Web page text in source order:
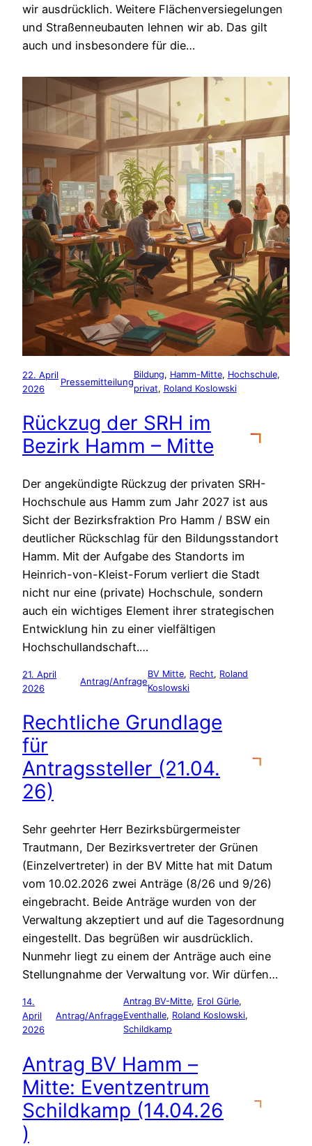
wir ausdrücklich. Weitere Flächenversiegelungen
und Straßenneubauten lehnen wir ab. Das gilt
auch und insbesondere für die…
22. April
2026
Pressemitteilung
Bildung, Hamm-Mitte, Hochschule
privat, Roland Koslowski
Rückzug der SRH im
Bezirk Hamm – Mitte
Der angekündigte Rückzug der privaten SRH-
Hochschule aus Hamm zum Jahr 2027 ist aus
Sicht der Bezirksfraktion Pro Hamm / BSW ein
deutlicher Rückschlag für den Bildungsstandort
Hamm. Mit der Aufgabe des Standorts im
Heinrich-von-Kleist-Forum verliert die Stadt
nicht nur eine (private) Hochschule, sondern
auch ein wichtiges Element ihrer strategischen
Entwicklung hin zu einer vielfältigen
Hochschullandschaft.…
21. April
2026
Antrag/Anfrage
BV Mitte, Recht, Roland
Koslowski
Rechtliche Grundlage
für
Antragssteller (21.04.
26)
Sehr geehrter Herr Bezirksbürgermeister
Trautmann, Der Bezirksvertreter der Grünen
(Einzelvertreter) in der BV Mitte hat mit Datum
vom 10.02.2026 zwei Anträge (8/26 und 9/26)
eingebracht. Beide Anträge wurden von der
Verwaltung akzeptiert und auf die Tagesordnung
eingestellt. Das begrüßen wir ausdrücklich.
Nunmehr liegt zu einem der Anträge auch eine
Stellungnahme der Verwaltung vor. Wir dürfen…
14.
April
2026
Antrag/Anfrage
Antrag BV-Mitte, Erol Gürle
Eventhalle, Roland Koslowski
Schildkamp
Antrag BV Hamm –
Mitte: Eventzentrum
Schildkamp (14.04.26
)